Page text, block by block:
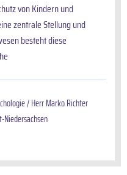
von Kin­dern und
zentrale Stellung und
besteht diese
/ Herr Marko Richter
Niedersachsen